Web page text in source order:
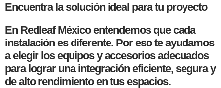
Encuentra la solución ideal para tu proyecto
En Redleaf México entendemos que cada
instalación es diferente. Por eso te ayudamos
a elegir los equipos y accesorios adecuados
para lograr una integración eficiente, segura y
de alto rendimiento en tus espacios.